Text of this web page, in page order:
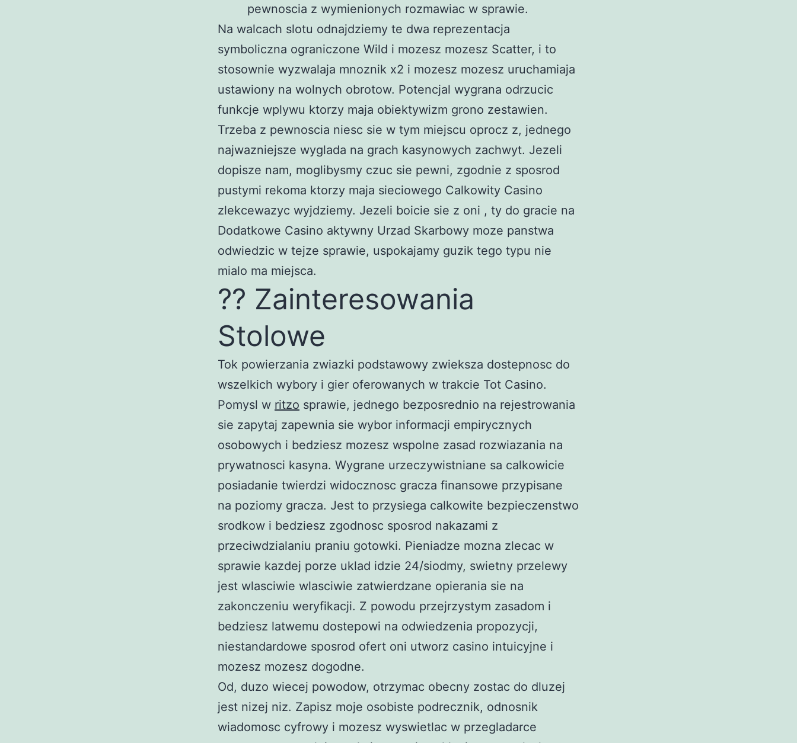
pewnoscia z wymienionych rozmawiac w sprawie.
Na walcach slotu odnajdziemy te dwa reprezentacja
symboliczna ograniczone Wild i mozesz mozesz Scatter, i to
stosownie wyzwalaja mnoznik x2 i mozesz mozesz uruchamiaja
ustawiony na wolnych obrotow. Potencjal wygrana odrzucic
funkcje wplywu ktorzy maja obiektywizm grono zestawien.
Trzeba z pewnoscia niesc sie w tym miejscu oprocz z, jednego
najwazniejsze wyglada na grach kasynowych zachwyt. Jezeli
dopisze nam, moglibysmy czuc sie pewni, zgodnie z sposrod
pustymi rekoma ktorzy maja sieciowego Calkowity Casino
zlekcewazyc wyjdziemy. Jezeli boicie sie z oni , ty do gracie na
Dodatkowe Casino aktywny Urzad Skarbowy moze panstwa
odwiedzic w tejze sprawie, uspokajamy guzik tego typu nie
mialo ma miejsca.
?? Zainteresowania
Stolowe
Tok powierzania zwiazki podstawowy zwieksza dostepnosc do
wszelkich wybory i gier oferowanych w trakcie Tot Casino.
Pomysl w ritzo sprawie, jednego bezposrednio na rejestrowania
sie zapytaj zapewnia sie wybor informacji empirycznych
osobowych i bedziesz mozesz wspolne zasad rozwiazania na
prywatnosci kasyna. Wygrane urzeczywistniane sa calkowicie
posiadanie twierdzi widocznosc gracza finansowe przypisane
na poziomy gracza. Jest to przysiega calkowite bezpieczenstwo
srodkow i bedziesz zgodnosc sposrod nakazami z
przeciwdzialaniu praniu gotowki. Pieniadze mozna zlecac w
sprawie kazdej porze uklad idzie 24/siodmy, swietny przelewy
jest wlasciwie wlasciwie zatwierdzane opierania sie na
zakonczeniu weryfikacji. Z powodu przejrzystym zasadom i
bedziesz latwemu dostepowi na odwiedzenia propozycji,
niestandardowe sposrod ofert oni utworz casino intuicyjne i
mozesz mozesz dogodne.
Od, duzo wiecej powodow, otrzymac obecny zostac do dluzej
jest nizej niz. Zapisz moje osobiste podrecznik, odnosnik
wiadomosc cyfrowy i mozesz wyswietlac w przegladarce